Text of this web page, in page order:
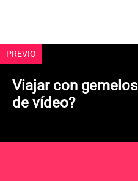
PREVIO
Viajar con
de vídeo?